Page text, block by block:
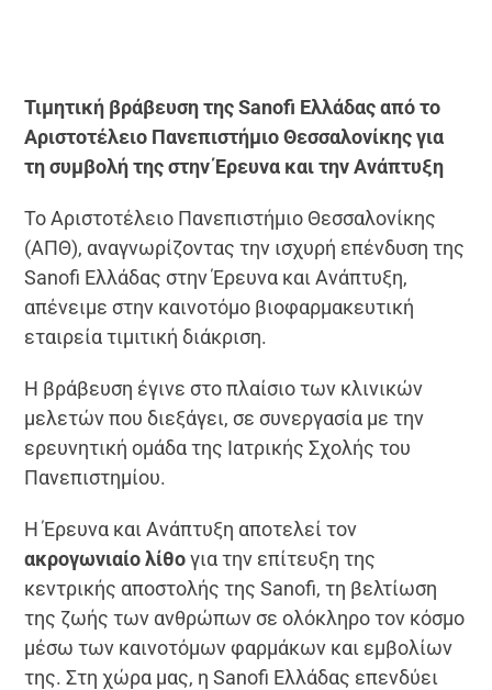
Τιμητική βράβευση της Sanofi Ελλάδας από το
Αριστοτέλειο Πανεπιστήμιο Θεσσαλονίκης για
τη συμβολή της στην Έρευνα και την Ανάπτυξη
Το Αριστοτέλειο Πανεπιστήμιο Θεσσαλονίκης
(ΑΠΘ), αναγνωρίζοντας την ισχυρή επένδυση της
Sanofi Ελλάδας στην Έρευνα και Ανάπτυξη,
απένειμε στην καινοτόμο βιοφαρμακευτική
εταιρεία τιμιτική διάκριση.
Η βράβευση έγινε στο πλαίσιο των κλινικών
μελετών που διεξάγει, σε συνεργασία με την
ερευνητική ομάδα της Ιατρικής Σχολής του
Πανεπιστημίου.
Η Έρευνα και Ανάπτυξη αποτελεί τον
ακρογωνιαίο λίθογια την επίτευξη της
κεντρικής αποστολής της Sanofi, τη βελτίωση
της ζωής των ανθρώπων σε ολόκληρο τον κόσμο
μέσω των καινοτόμων φαρμάκων και εμβολίων
της. Στη χώρα μας, η Sanofi Ελλάδας επενδύει